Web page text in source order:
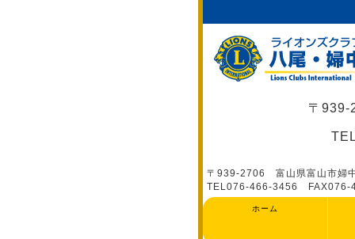
〒939-
〒939-2706 富山県富山市婦
TEL076-466-3456 FAX076-
ホーム